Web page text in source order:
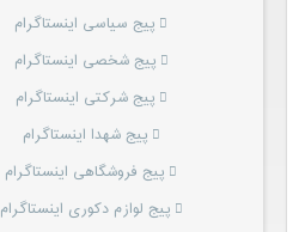
پیج سیاسی اینستاگرام
پیج شخصی اینستاگرام
پیج شرکتی اینستاگرام
پیج شهدا اینستاگرام
پیج فروشگاهی اینستاگرام
پیج لوازم دکوری اینستاگرام